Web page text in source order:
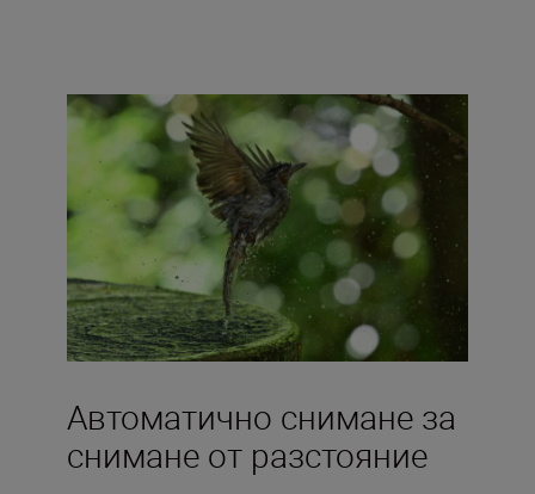
Автоматично снимане за
снимане от разстояние